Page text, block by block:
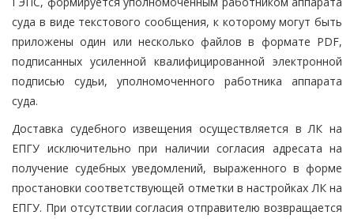
суда в виде текстового сообщения, к которому могут быть
приложены один или несколько файлов в формате PDF,
подписанных усиленной квалифицированной электронной
подписью судьи, уполномоченного работника аппарата
суда.
Доставка судебного извещения осуществляется в ЛК на
ЕПГУ исключительно при наличии согласия адресата на
получение судебных уведомлений, выраженного в форме
простановки соответствующей отметки в настройках ЛК на
ЕПГУ. При отсутствии согласия отправителю возвращается